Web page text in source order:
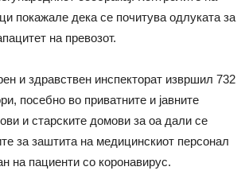
покажале дека се почитува одлуката за
на превозот.
и здравствен инспекторат извршил 732
посебно во приватните и јавните
и старските домови за оа дали се
за заштита на медицинскиот персонал
на пациенти со коронавирус.